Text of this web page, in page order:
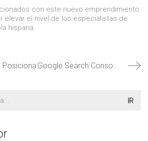
con este nuevo emprendimiento
elevar el nivel de los especialistas de
hispana.
Más allá del Posicionamiento Web Google Search Console agrega la función de listas de pestañas de compras